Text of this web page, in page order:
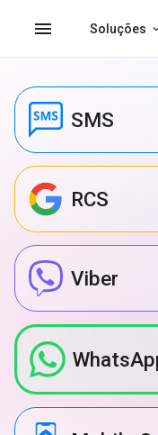
menu Soluções
SMS
RCS
Viber